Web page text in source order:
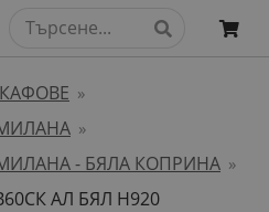
»
»
- БЯЛА КОПРИНА »
ШКАФ МИЛАНА B60СК АЛ БЯЛ H920